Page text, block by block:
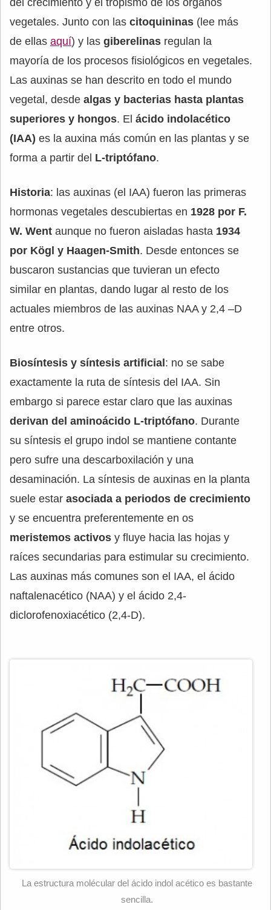
del crecimiento y el tropismo de los órganos
vegetales. Junto con las citoquininas (lee más
de ellas aquí) y las giberelinas regulan la
mayoría de los procesos fisiológicos en vegetales.
Las auxinas se han descrito en todo el mundo
vegetal, desde algas y bacterias hasta plantas
superiores y hongos. El ácido indolacético
(IAA) es la auxina más común en las plantas y se
forma a partir del L-triptófano.
Historia: las auxinas (el IAA) fueron las primeras
hormonas vegetales descubiertas en 1928 por F.
W. Went aunque no fueron aisladas hasta 1934
por Kögl y Haagen-Smith. Desde entonces se
buscaron sustancias que tuvieran un efecto
similar en plantas, dando lugar al resto de los
actuales miembros de las auxinas NAA y 2,4 –D
entre otros.
Biosíntesis y síntesis artificial : no se sabe
exactamente la ruta de síntesis del IAA. Sin
embargo si parece estar claro que las auxinas
derivan del aminoácido L-triptófano. Durante
su síntesis el grupo indol se mantiene contante
pero sufre una descarboxilación y una
desaminación. La síntesis de auxinas en la planta
suele estar asociada a periodos de crecimiento
y se encuentra preferentemente en os
meristemos activos y fluye hacia las hojas y
raíces secundarias para estimular su crecimiento.
Las auxinas más comunes son el IAA, el ácido
naftalenacético (NAA) y el ácido 2,4-
diclorofenoxiacético (2,4-D).
La estructura molécular del ácido indol acético es bastante
sencilla.